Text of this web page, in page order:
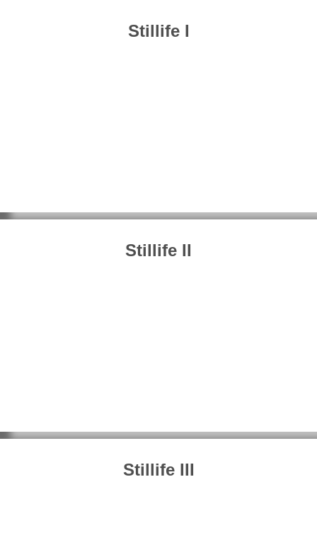
Stillife I
Stillife II
Stillife III